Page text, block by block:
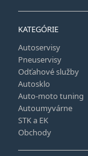
KATEGÓRIE
Autoservisy
Pneuservisy
Odťahové služby
Autosklo
Auto-moto tuning
Autoumyvárne
STK a EK
Obchody